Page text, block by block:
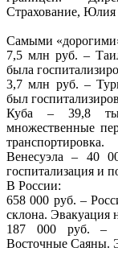
Страхование, Юлия
Самыми
7,5 млн руб. –
была
3,7 млн руб. –
был
Куба – 39,8
множественные
транспортировка.
Венесуэла – 40
госпитализация и
В России:
658 000 руб. –
склона. Эвакуация
187 000 руб. –
Восточные Саяны.